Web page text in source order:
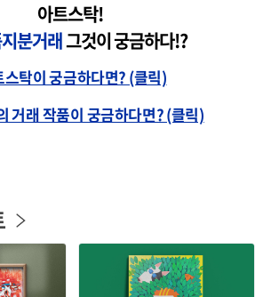
아트스탁!
분거래그것이 궁금하다!?
스탁이 궁금하다면? (클릭)
거래 작품이 궁금하다면? (클릭)